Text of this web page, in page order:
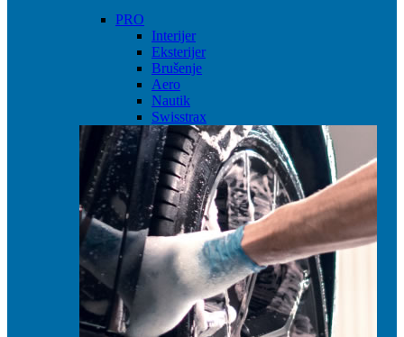
PRO
Interijer
Eksterijer
Brušenje
Aero
Nautik
Swisstrax